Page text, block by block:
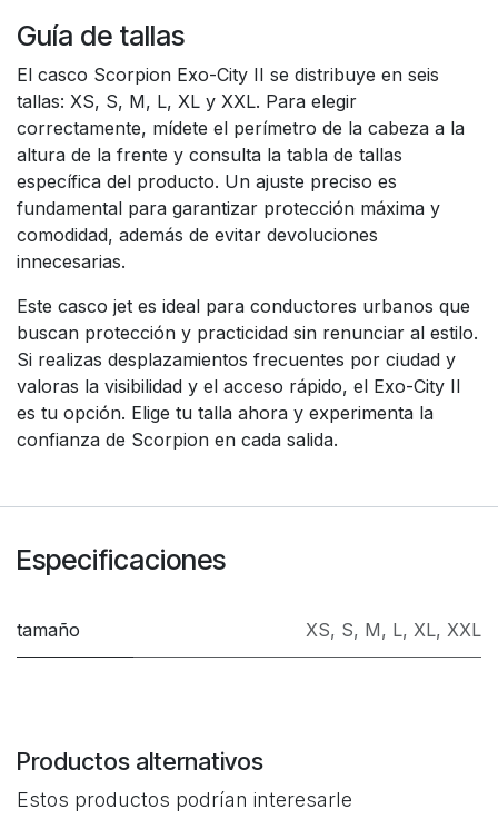
Guía de tallas
El casco Scorpion Exo-City II se distribuye en seis
tallas: XS, S, M, L, XL y XXL. Para elegir
correctamente, mídete el perímetro de la cabeza a la
altura de la frente y consulta la tabla de tallas
específica del producto. Un ajuste preciso es
fundamental para garantizar protección máxima y
comodidad, además de evitar devoluciones
innecesarias.
Este casco jet es ideal para conductores urbanos que
buscan protección y practicidad sin renunciar al estilo.
Si realizas desplazamientos frecuentes por ciudad y
valoras la visibilidad y el acceso rápido, el Exo-City II
es tu opción. Elige tu talla ahora y experimenta la
confianza de Scorpion en cada salida.
Especificaciones
tamaño XS, S, M, L, XL, XXL
Productos alternativos
Estos productos podrían interesarle